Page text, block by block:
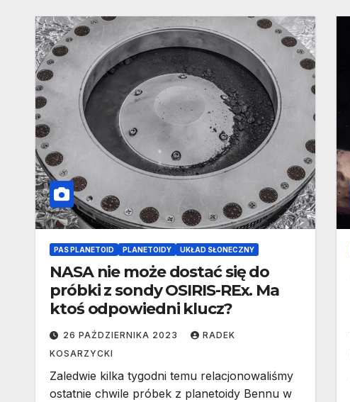
PAS PLANETOID PLANETOIDY UKŁAD SŁONECZNY
NASA nie może dostać się do
próbki z sondy OSIRIS-REx. Ma
ktoś odpowiedni klucz?
26 PAŹDZIERNIKA 2023
RADEK
KOSARZYCKI
Zaledwie kilka tygodni temu relacjonowaliśmy
ostatnie chwile próbek z planetoidy Bennu w